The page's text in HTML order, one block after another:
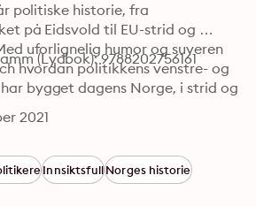
politiske historie, fra
på Eidsvold til EU-strid og
uforlignelig humor og suveren
hvordan politikkens venstre- og
bygget dagens Norge, i strid og
(Lydbok): 9788202756161
2021
InnsiktsfullNorges historie